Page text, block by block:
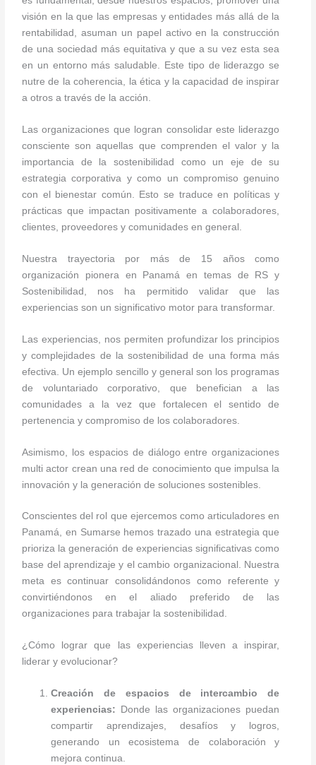
visión en la que las empresas y entidades más allá de la
rentabilidad, asuman un papel activo en la construcción
de una sociedad más equitativa y que a su vez esta sea
en un entorno más saludable. Este tipo de liderazgo se
nutre de la coherencia, la ética y la capacidad de inspirar
a otros a través de la acción.
Las organizaciones que logran consolidar este liderazgo
consciente son aquellas que comprenden el valor y la
importancia de la sostenibilidad como un eje de su
estrategia corporativa y como un compromiso genuino
con el bienestar común. Esto se traduce en políticas y
prácticas que impactan positivamente a colaboradores,
clientes, proveedores y comunidades en general.
Nuestra trayectoria por más de 15 años como
organización pionera en Panamá en temas de RS y
Sostenibilidad, nos ha permitido validar que las
experiencias son un significativo motor para transformar.
Las experiencias, nos permiten profundizar los principios
y complejidades de la sostenibilidad de una forma más
efectiva. Un ejemplo sencillo y general son los programas
de voluntariado corporativo, que benefician a las
comunidades a la vez que fortalecen el sentido de
pertenencia y compromiso de los colaboradores.
Asimismo, los espacios de diálogo entre organizaciones
multi actor crean una red de conocimiento que impulsa la
innovación y la generación de soluciones sostenibles.
Conscientes del rol que ejercemos como articuladores en
Panamá, en Sumarse hemos trazado una estrategia que
prioriza la generación de experiencias significativas como
base del aprendizaje y el cambio organizacional. Nuestra
meta es continuar consolidándonos como referente y
convirtiéndonos en el aliado preferido de las
organizaciones para trabajar la sostenibilidad.
¿Cómo lograr que las experiencias lleven a inspirar,
liderar y evolucionar?
Creación de espacios de intercambio de
experiencias: Donde las organizaciones puedan
compartir aprendizajes, desafíos y logros,
generando un ecosistema de colaboración y
mejora continua.